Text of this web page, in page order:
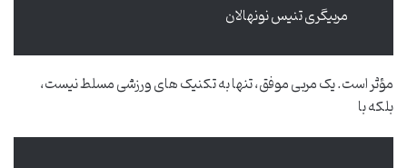
مربیگری تنیس نونهالان
مؤثر است. یک مربی موفق، تنها به تکنیک های ورزشی مسلط نیست،
بلکه با